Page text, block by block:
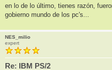
en lo de lo último, tienes razón,
gobierno mundo de los pc's...
NES_milio
expert
Re: IBM PS/2